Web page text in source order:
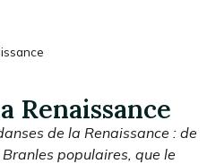
Renaissance
de la Renaissance : de
populaires, que le